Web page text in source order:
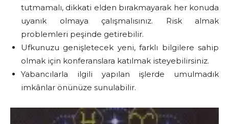
tutmamalı, dikkati elden bırakmayarak her konuda
uyanık olmaya çalışmalısınız. Risk almak
problemleri peşinde getirebilir.
Ufkunuzu genişletecek yeni, farklı bilgilere sahip
olmak için konferanslara katılmak isteyebilirsiniz.
Yabancılarla ilgili yapılan işlerde umulmadık
imkânlar önünüze sunulabilir.